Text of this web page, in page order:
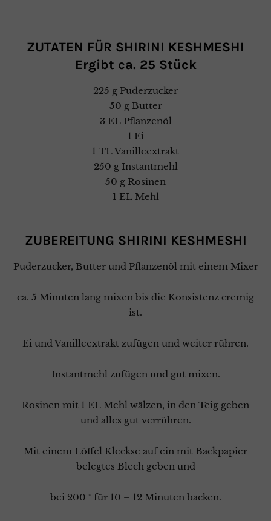
ZUTATEN FÜR SHIRINI KESHMESHI
Ergibt ca. 25 Stück
225 g Puderzucker
50 g Butter
3 EL Pflanzenöl
1 Ei
1 TL Vanilleextrakt
250 g Instantmehl
50 g Rosinen
1 EL Mehl
ZUBEREITUNG SHIRINI KESHMESHI
Puderzucker, Butter und Pflanzenöl mit einem Mixer
ca. 5 Minuten lang mixen bis die Konsistenz cremig
ist.
Ei und Vanilleextrakt zufügen und weiter rühren.
Instantmehl zufügen und gut mixen.
Rosinen mit 1 EL Mehl wälzen, in den Teig geben
und alles gut verrühren.
Mit einem Löffel Kleckse auf ein mit Backpapier
belegtes Blech geben und
bei 200 ° für 10 – 12 Minuten backen.